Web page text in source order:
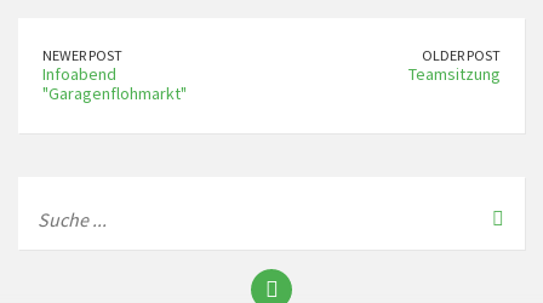
NEWER POST
Infoabend
"Garagenflohmarkt"
OLDER POST
Teamsitzung